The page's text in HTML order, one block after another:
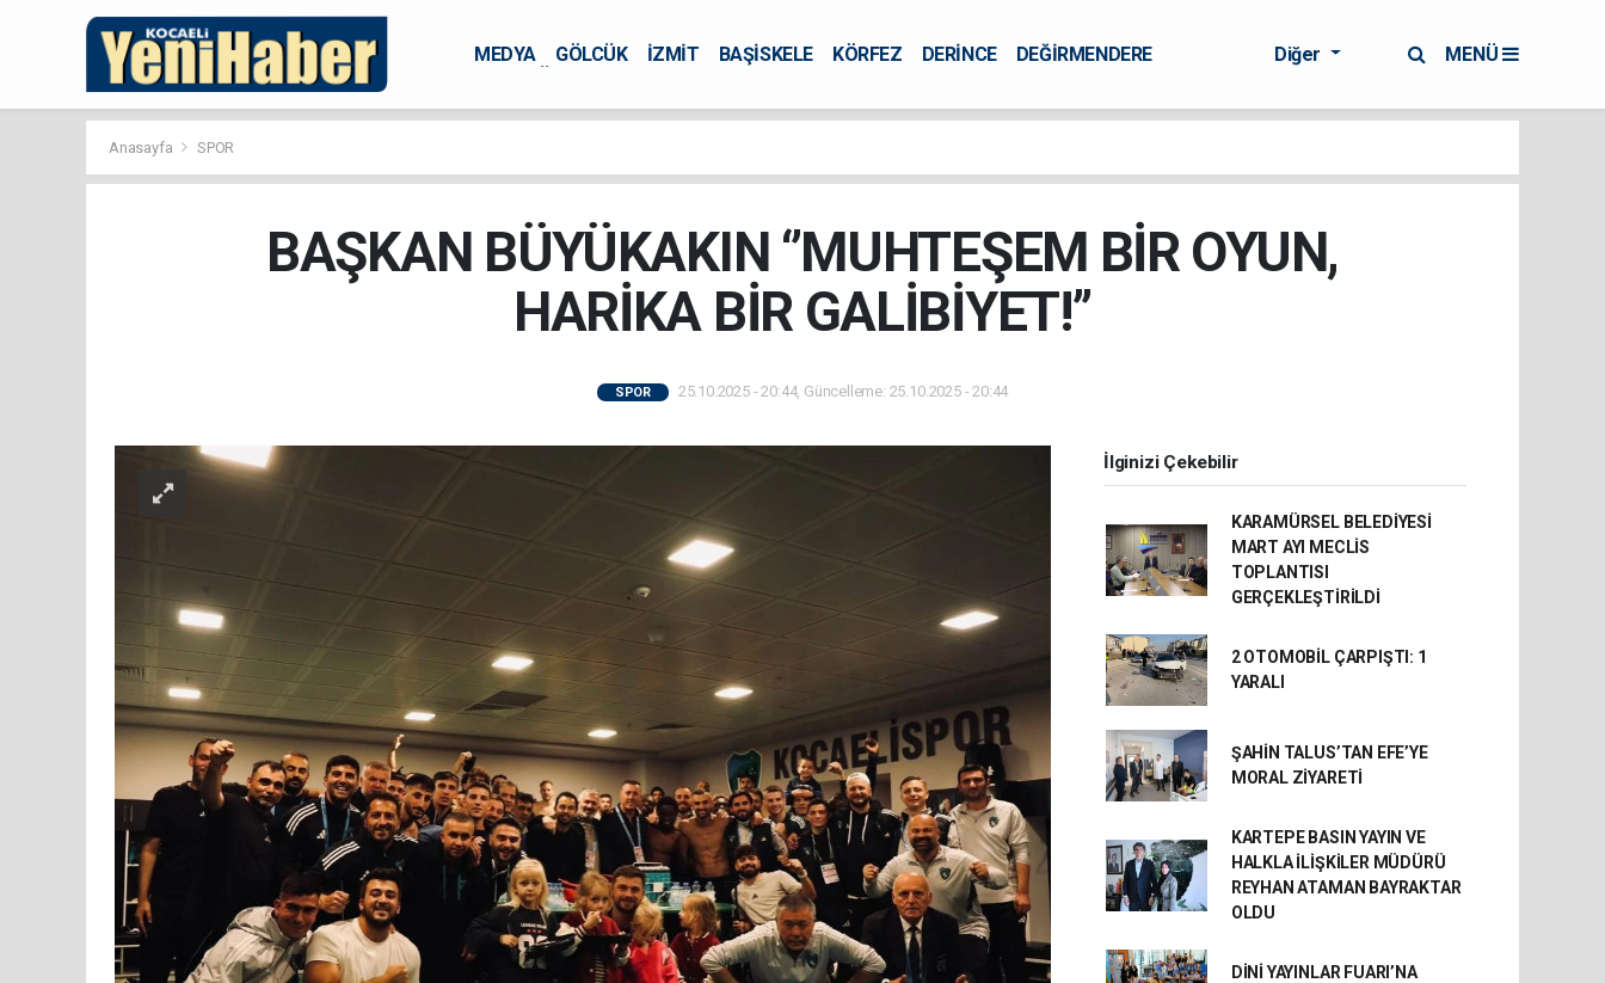
MEDYA GÖLCÜK İZMİT BAŞİSKELE KÖRFEZ DERİNCE
DEĞİRMENDERE
Diğer MENÜ
Anasayfa SPOR
BAŞKAN BÜYÜKAKIN ‘’MUHTEŞEM BİR OYUN,
HARİKA BİR GALİBİYET!’’
SPOR 25.10.2025 - 20:44, Güncelleme: 25.10.2025 - 20:44
İlginizi Çekebilir
KARAMÜRSEL BELEDİYESİ
MART AYI MECLİS
TOPLANTISI
GERÇEKLEŞTİRİLDİ
2 OTOMOBİL ÇARPIŞTI: 1
YARALI
ŞAHİN TALUS’TAN EFE’YE
MORAL ZİYARETİ
KARTEPE BASIN YAYIN VE
HALKLA İLİŞKİLER MÜDÜRÜ
REYHAN ATAMAN BAYRAKTAR
OLDU
DİNİ YAYINLAR FUARI’NA